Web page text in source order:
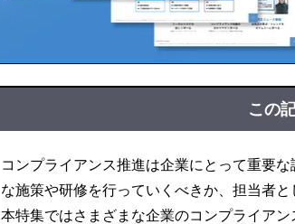
この
コンプライアンス推進は企業にとって重要
な施策や研修を行っていくべきか、担当者と
本特集ではさまざまな企業のコンプライア